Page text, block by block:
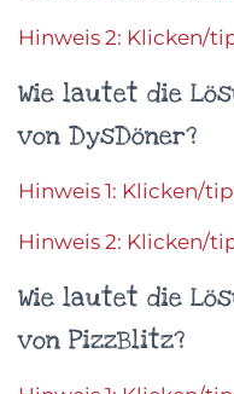
Hinweis 2: Klicken/
Wie lautet die
von DysDöner?
Hinweis 1: Klicken/
Hinweis 2: Klicken/
Wie lautet die
von PizzBlitz?